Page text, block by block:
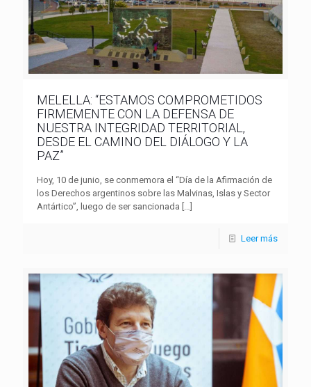
MELELLA: “ESTAMOS COMPROMETIDOS
FIRMEMENTE CON LA DEFENSA DE
NUESTRA INTEGRIDAD TERRITORIAL,
DESDE EL CAMINO DEL DIÁLOGO Y LA
PAZ”
Hoy, 10 de junio, se conmemora el “Día de la Afirmación de
los Derechos argentinos sobre las Malvinas, Islas y Sector
Antártico”, luego de ser sancionada
Leer más